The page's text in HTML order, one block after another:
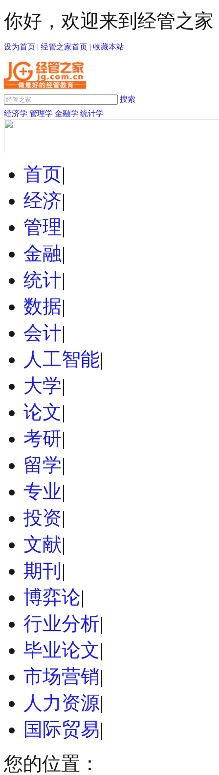
你好，欢迎来到经管之家
设为首页 | 经管之家首页 | 收藏本站
搜索
经济学 管理学 金融学 统计学
首页|
经济|
管理|
金融|
统计|
数据|
会计|
人工智能|
大学|
论文|
考研|
留学|
专业|
投资|
文献|
期刊 |
博弈论|
行业分析|
毕业论文|
市场营销|
人力资源|
国际贸易|
您的位置：